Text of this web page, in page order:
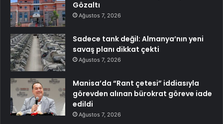
Gözaltı
Ağustos 7, 2026
Sadece tank değil: Almanya’nın yeni
savaş planı dikkat çekti
Ağustos 7, 2026
Manisa’da “Rant çetesi” iddiasıyla
görevden alınan bürokrat göreve iade
edildi
Ağustos 7, 2026